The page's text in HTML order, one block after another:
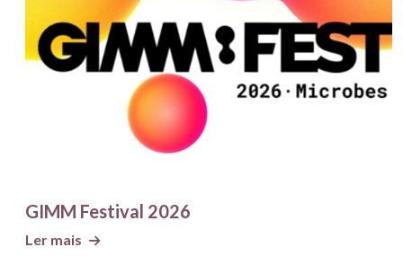
GIMM Festival 2026
Ler mais